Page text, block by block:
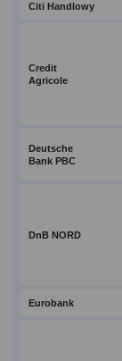
Citi Handlowy
Credit
Agricole
Deutsche
Bank PBC
DnB NORD
Eurobank